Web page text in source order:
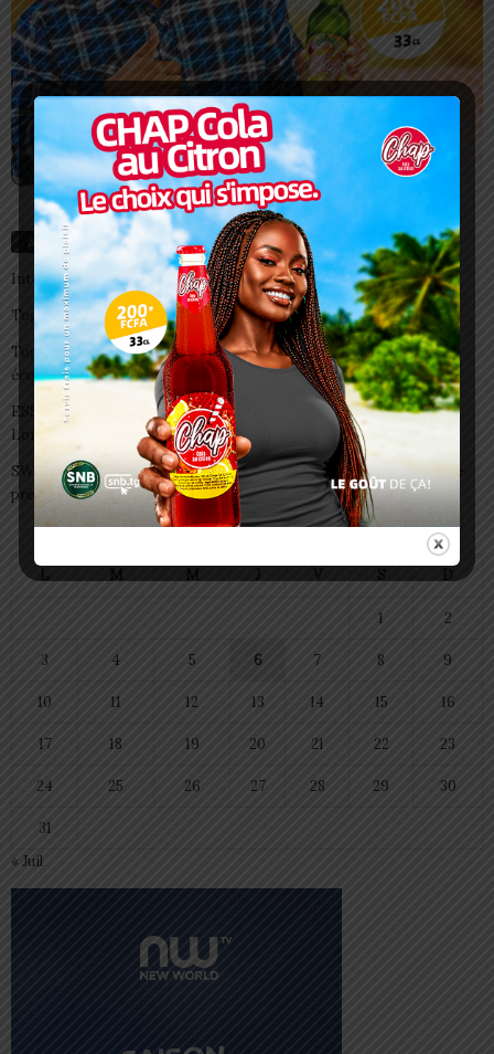
Articles récents
Interclubs CAF: ASCK et ASKO face à deux gros morceaux
Togo/ Boissons énergisantes: l’État tire la sonnette d’alarme
Togo/ Rentrée scolaire 2026-2027: consultez la liste officielle des
écoles autorisées
ESSAL 2026 : les admissibles convoqués pour la visite médicale à
Lomé
SWEDD+ Togo / ECOLE DE LA CHANCE : les maitres-artisans se
préparent à transmettre
août 2026
1 2
3 4 5 6 7 8 9
10 11 12 13 14 15 16
17 18 19 20 21 22 23
24 25 26 27 28 29 30
31
« Juil